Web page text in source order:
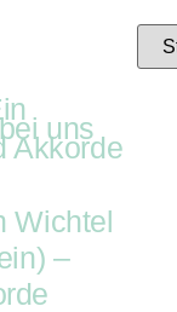
Wichtel
–